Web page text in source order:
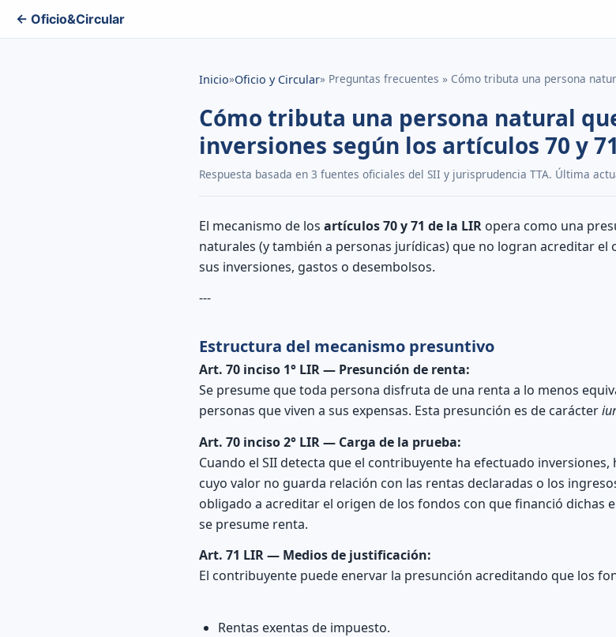
← Oficio&Circular
Inicio»Oficio y Circular» Preguntas frecuentes » Cómo tributa una persona
Cómo tributa una persona natural
inversiones según los artículos 70 y
Respuesta basada en 3 fuentes oficiales del SII y jurisprudencia TTA. Última
El mecanismo de los artículos 70 y 71 de la LIR opera como una
naturales (y también a personas jurídicas) que no logran acreditar
sus inversiones, gastos o desembolsos.
---
Estructura del mecanismo presuntivo
Art. 70 inciso 1° LIR — Presunción de renta:
Se presume que toda persona disfruta de una renta a lo menos
personas que viven a sus expensas. Esta presunción es de carácter
Art. 70 inciso 2° LIR — Carga de la prueba:
Cuando el SII detecta que el contribuyente ha efectuado
cuyo valor no guarda relación con las rentas declaradas o los
obligado a acreditar el origen de los fondos con que financió dichas
se presume renta.
Art. 71 LIR — Medios de justificación:
El contribuyente puede enervar la presunción acreditando que los
Rentas exentas de impuesto.